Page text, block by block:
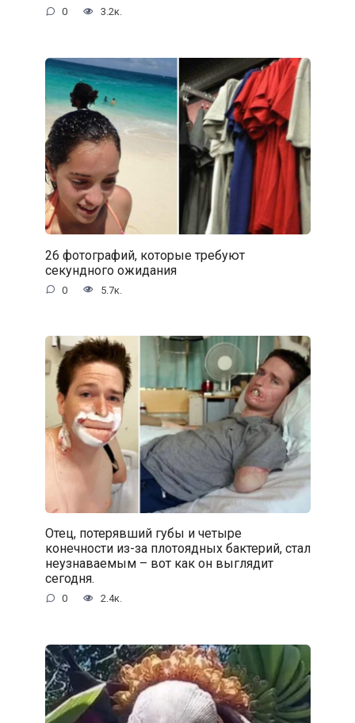
0 3.2к.
26 фотографий, которые требуют
секундного ожидания
0 5.7к.
Отец, потерявший губы и четыре
конечности из-за плотоядных бактерий, стал
неузнаваемым – вот как он выглядит
сегодня.
0 2.4к.